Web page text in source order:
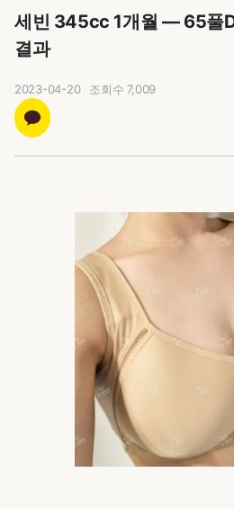
세빈 345cc 1개월 — 65풀
결과
2023-04-20 조회수 7,009